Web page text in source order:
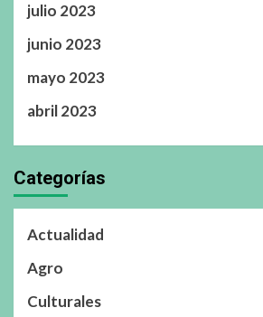
julio 2023
junio 2023
mayo 2023
abril 2023
Categorías
Actualidad
Agro
Culturales